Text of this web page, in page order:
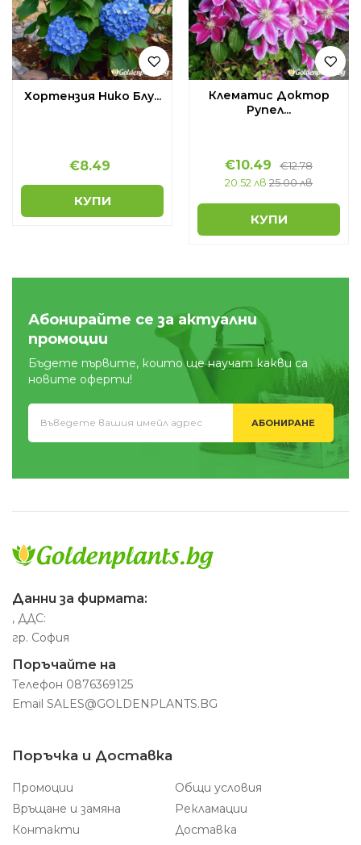
Хортензия Нико Блу...
€8.49
КУПИ
Клематис Доктор
Рупел...
€10.49 €12.78
20.52 лв 25.00 лв
КУПИ
Абонирайте се за актуални
промоции
Бъдете първите, които ще научат какви са
новите оферти!
АБОНИРАНЕ
Данни за фирмата:
, ДДС:
гр. София
Поръчайте на
Телефон 0876369125
Email SALES@GOLDENPLANTS.BG
Поръчка и Доставка
Промоции
Общи условия
Връщане и замяна
Рекламации
Контакти
Доставка